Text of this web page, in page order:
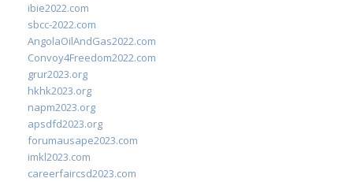
ibie2022.com
sbcc-2022.com
AngolaOilAndGas2022.com
Convoy4Freedom2022.com
grur2023.org
hkhk2023.org
napm2023.org
apsdfd2023.org
forumausape2023.com
imkl2023.com
careerfaircsd2023.com